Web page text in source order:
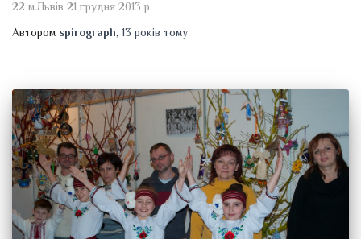
22 м.Львів 21 грудня 2013 р.
Автором spirograph, 13 років тому